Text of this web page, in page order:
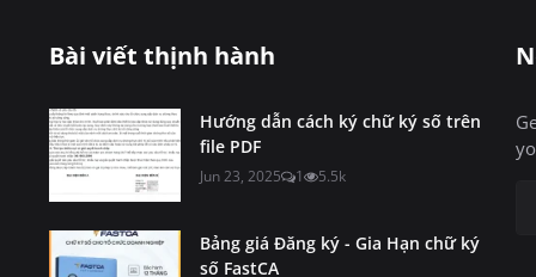
Bài viết thịnh hành
Hướng dẫn cách ký chữ ký số trên
file PDF
Jun 23, 2025 1 5.5k
Bảng giá Đăng ký - Gia Hạn chữ ký
số FastCA